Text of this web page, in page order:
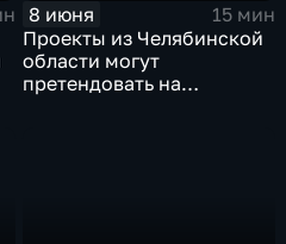
8 июня
15 мин
Проекты из Челябинской
области могут
претендовать на